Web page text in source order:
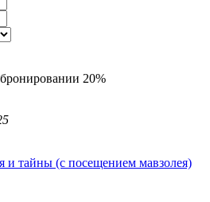
20%
и тайны (с посещением мавзолея)